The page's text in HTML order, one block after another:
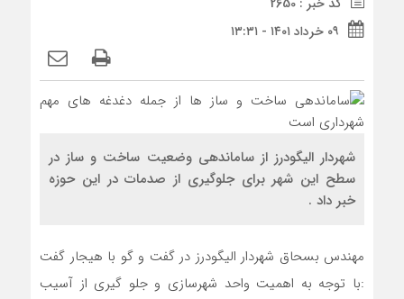
۰۹ خرداد ۱۴۰۱ - ۱۳:۳۱
شهردار الیگودرز از ساماندهی وضعیت ساخت و ساز در
سطح این شهر برای جلوگیری از صدمات در این حوزه
خبر داد .
مهندس بسحاق شهردار الیگودرز در گفت و گو با هیجار گفت
:با توجه به اهمیت واحد شهرسازی و جلو گیری از آسیب